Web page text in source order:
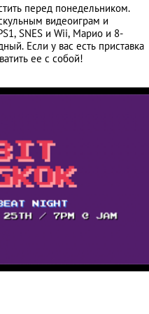
перед понедельником.
видеоиграм и
SNES и Wii, Марио и 8-
Если у вас есть приставка
ее с собой!